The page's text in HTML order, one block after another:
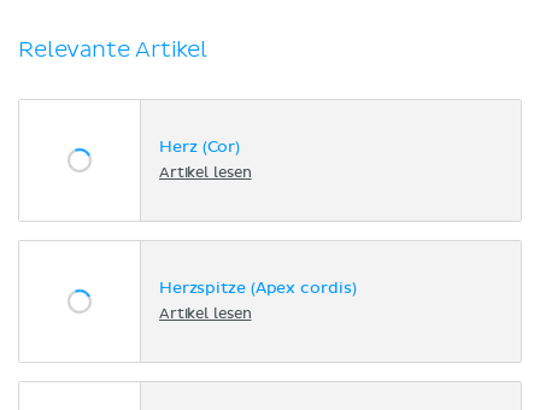
Relevante Artikel
Herz (Cor)
Artikel lesen
Herzspitze (Apex cordis)
Artikel lesen